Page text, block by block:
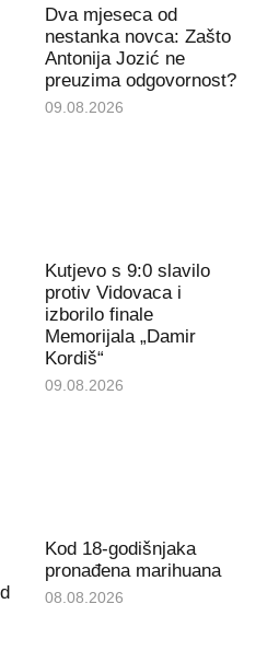
Dva mjeseca od
nestanka novca: Zašto
Antonija Jozić ne
preuzima odgovornost?
09.08.2026
Kutjevo s 9:0 slavilo
protiv Vidovaca i
izborilo finale
Memorijala „Damir
Kordiš“
09.08.2026
Kod 18-godišnjaka
pronađena marihuana
08.08.2026